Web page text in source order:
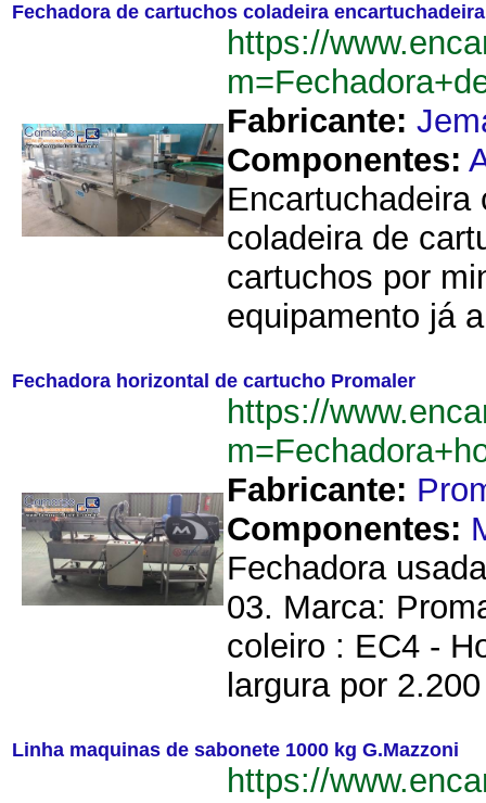
Fechadora de cartuchos coladeira
https://
Fabricante:
Componentes:
coladeira de
cartuchos por
equipamento já
Fechadora horizontal de cartucho Promaler
https://
Fabricante:
Componentes:
Fechadora
03. Marca:
coleiro : EC4 -
largura por
Linha maquinas de sabonete 1000 kg G.Mazzoni
https://